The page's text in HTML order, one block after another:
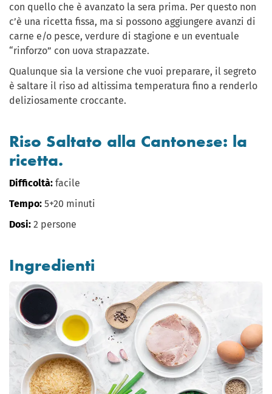
con quello che è avanzato la sera prima. Per questo non
c’è una ricetta fissa, ma si possono aggiungere avanzi di
carne e/o pesce, verdure di stagione e un eventuale
“rinforzo” con uova strapazzate.
Qualunque sia la versione che vuoi preparare, il segreto
è saltare il riso ad altissima temperatura fino a renderlo
deliziosamente croccante.
Riso Saltato alla Cantonese: la
ricetta.
Difficoltà: facile
Tempo: 5+20 minuti
Dosi: 2 persone
Ingredienti